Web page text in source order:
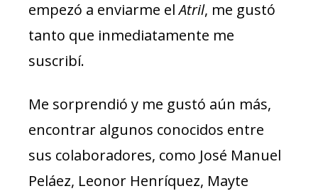
empezó a enviarme elAtril, me gustó
tanto que inmediatamente me
suscribí.
Me sorprendió y me gustó aún más,
encontrar algunos conocidos entre
sus colaboradores, como José Manuel
Peláez, Leonor Henríquez, Mayte